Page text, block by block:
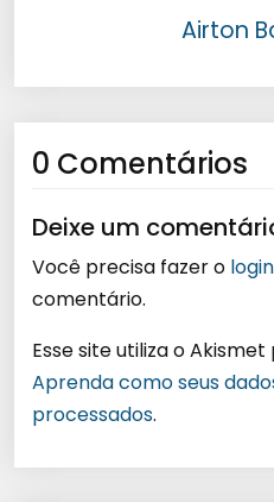
Airton
0 Comentários
Deixe um
Você precisa fazer o login
comentário.
Esse site utiliza o
Aprenda como seus
processados.